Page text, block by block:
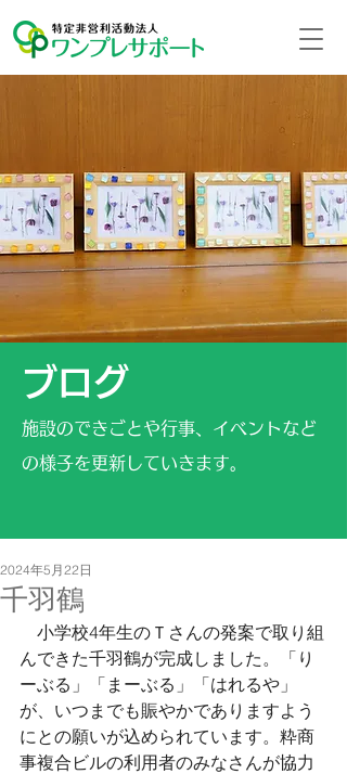
ブログ
施設のできごとや行事、イベントなど
の様子を更新していきます。
千羽鶴
2024年5月22日
小学校4年生のＴさんの発案で取り組
んできた千羽鶴が完成しました。「り
ーぶる」「まーぶる」「はれるや」
が、いつまでも賑やかでありますよう
にとの願いが込められています。粋商
事複合ビルの利用者のみなさんが協力